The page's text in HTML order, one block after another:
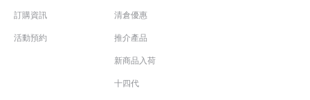
訂購資訊
活動預約
清倉優惠
推介產品
新商品入荷
十四代